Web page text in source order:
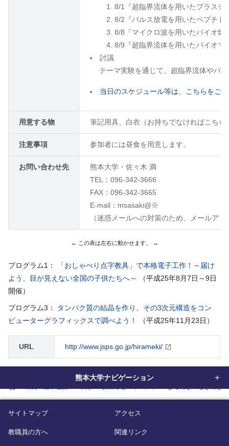
home
8/1『超臨界流体を用いたプラスチ
8/2『パルス放電を用いたペプチド
8/8『マイクロ波を用いたバイオ燃
8/9『超臨界流体を用いたバイオマ
討議
テーマ実験を通じて、超臨界流体やパ
当日のスケジュール等は、こちらをご
用意する物 筆記用具、白衣（お持ちでなければこちら
注意事項 参加者には昼食を用意します。
お問い合わせ先
熊本大学・佐々木 満
TEL：096-342-3666
FAX：096-342-3665
E-mail：msasaki@※
（迷惑メールへの対策のため、メールア
プログラム1：
「おしゃべり点字教具」で本格電子工作！～届け
よう、目が見えない全国の子供たちへ～
（平成25年8月7日～9日
開催）
プログラム3：
タンパク質の結晶を作り、その3次元構造をコン
ピューターグラフィックスで調べよう！
（平成25年11月23日）
URL http://www.jsps.go.jp/hirameki/
熊本大学ナビゲーション
サイトマップ アクセス
教職員の方へ 関連リンク